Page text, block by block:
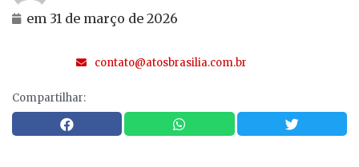
em 31 de março de 2026
contato@atosbrasilia.com.br
Compartilhar: